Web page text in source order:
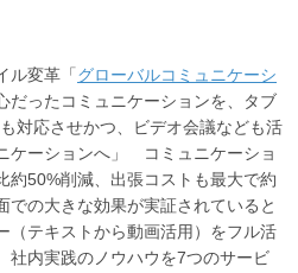
ル変革「 グローバルコミュニケーシ
だったコミュニケーションを、タブ
対応させかつ、ビデオ会議なども活
ケーションへ」 コミュニケーショ
約50%削減、出張コストも最大で約
での大きな効果が実証されていると
（テキストから動画活用）をフル活
社内実践のノウハウを7つのサービ